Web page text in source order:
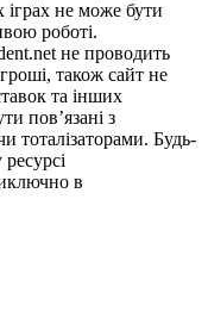
іграх не може бути
роботі.
не проводить
гроші, також сайт не
та інших
пов’язані з
тоталізаторами. Будь-
в